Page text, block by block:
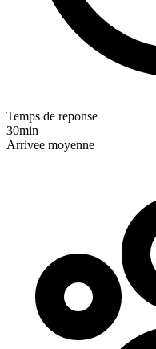
Temps de reponse
30min
Arrivee moyenne